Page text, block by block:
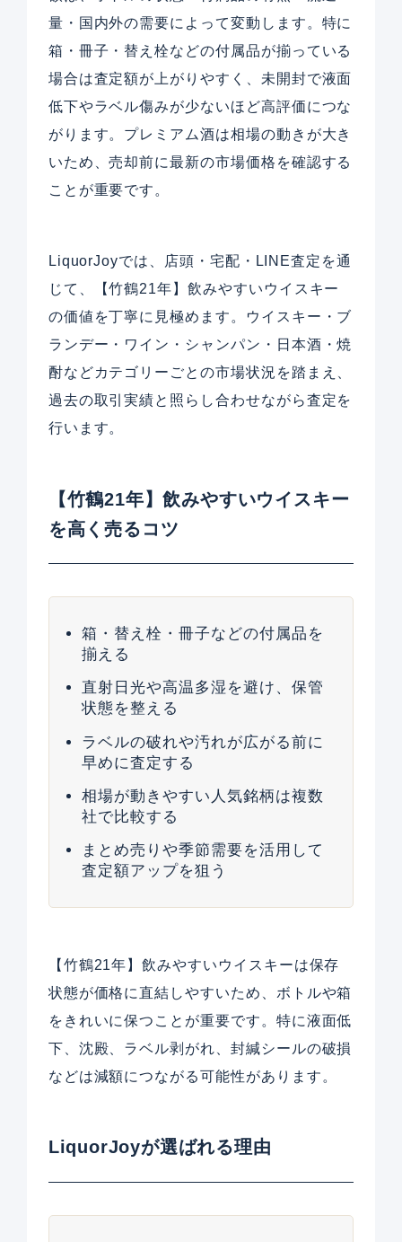
量・国内外の需要によって変動します。特に
箱・冊子・替え栓などの付属品が揃っている
場合は査定額が上がりやすく、未開封で液面
低下やラベル傷みが少ないほど高評価につな
がります。プレミアム酒は相場の動きが大き
いため、売却前に最新の市場価格を確認する
ことが重要です。
LiquorJoyでは、店頭・宅配・LINE査定を通
じて、【竹鶴21年】飲みやすいウイスキー
の価値を丁寧に見極めます。ウイスキー・ブ
ランデー・ワイン・シャンパン・日本酒・焼
酎などカテゴリーごとの市場状況を踏まえ、
過去の取引実績と照らし合わせながら査定を
行います。
【竹鶴21年】飲みやすいウイスキー
を高く売るコツ
箱・替え栓・冊子などの付属品を
揃える
直射日光や高温多湿を避け、保管
状態を整える
ラベルの破れや汚れが広がる前に
早めに査定する
相場が動きやすい人気銘柄は複数
社で比較する
まとめ売りや季節需要を活用して
査定額アップを狙う
【竹鶴21年】飲みやすいウイスキーは保存
状態が価格に直結しやすいため、ボトルや箱
をきれいに保つことが重要です。特に液面低
下、沈殿、ラベル剥がれ、封緘シールの破損
などは減額につながる可能性があります。
LiquorJoyが選ばれる理由